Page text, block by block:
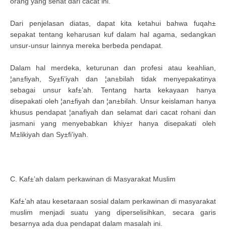
Dari penjelasan diatas, dapat kita ketahui bahwa fuqah±
sepakat tentang keharusan kuf dalam hal agama, sedangkan
unsur-unsur lainnya mereka berbeda pendapat.
Dalam hal merdeka, keturunan dan profesi atau keahlian,
¦an±fiyah, Sy±fi’iyah dan ¦an±bilah tidak menyepakatinya
sebagai unsur kaf±’ah. Tentang harta kekayaan hanya
disepakati oleh ¦an±fiyah dan ¦an±bilah. Unsur keislaman hanya
khusus pendapat ¦anafiyah dan selamat dari cacat rohani dan
jasmani yang menyebabkan khiy±r hanya disepakati oleh
M±likiyah dan Sy±fi’iyah.
C. Kaf±’ah dalam perkawinan di Masyarakat Muslim
Kaf±’ah atau kesetaraan sosial dalam perkawinan di masyarakat
muslim menjadi suatu yang diperselisihkan, secara garis
besarnya ada dua pendapat dalam masalah ini.